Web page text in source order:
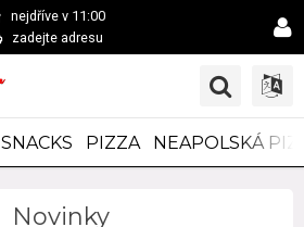
nejdříve v 11:00
zadejte adresu
SNACKS PIZZA NEAPOLSKÁ
Novinky